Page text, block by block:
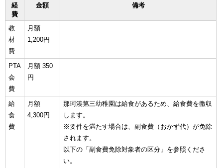
経
費
金額 備考
教
材
費
月額
1,200円
PTA
会
費
月額 350
円
給
食
費
月額
4,300円
那珂湊第三幼稚園は給食があるため、給食費を徴収
します。
※要件を満たす場合は、副食費（おかず代）が免除
されます。
以下の「副食費免除対象者の区分」を参照くださ
い。